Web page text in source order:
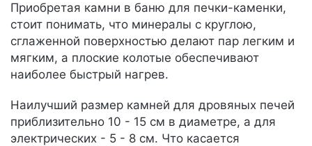
Приобретая камни в баню для печки-каменки,
стоит понимать, что минералы с круглою,
сглаженной поверхностью делают пар легким и
мягким, а плоские колотые обеспечивают
наиболее быстрый нагрев.
Наилучший размер камней для дровяных печей
приблизительно 10 - 15 см в диаметре, а для
электрических - 5 - 8 см. Что касается